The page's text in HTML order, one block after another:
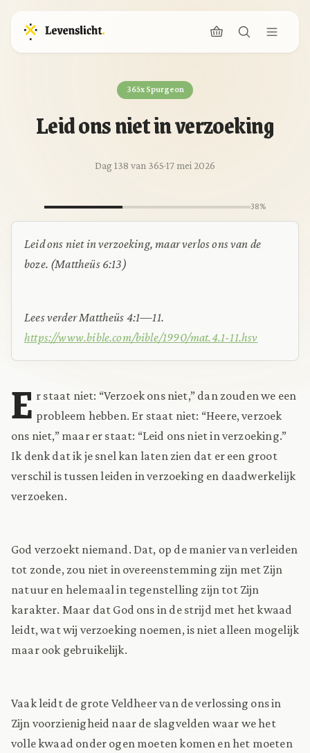
365x Spurgeon
Leid ons niet in verzoeking
Dag 138 van 365·17 mei 2026
38%
Leid ons niet in verzoeking, maar verlos ons van de
boze. (Mattheüs 6:13)
Lees verder Mattheüs 4:1—11.
https://www.bible.com/bible/1990/mat.4.1-11.hsv
E r staat niet: “Verzoek ons niet,” dan zouden we een
probleem hebben. Er staat niet: “Heere, verzoek
ons niet,” maar er staat: “Leid ons niet in verzoeking.”
Ik denk dat ik je snel kan laten zien dat er een groot
verschil is tussen leiden in verzoeking en daadwerkelijk
verzoeken.
God verzoekt niemand. Dat, op de manier van verleiden
tot zonde, zou niet in overeenstemming zijn met Zijn
natuur en helemaal in tegenstelling zijn tot Zijn
karakter. Maar dat God ons in de strijd met het kwaad
leidt, wat wij verzoeking noemen, is niet alleen mogelijk
maar ook gebruikelijk.
Vaak leidt de grote Veldheer van de verlossing ons in
Zijn voorzienigheid naar de slagvelden waar we het
volle kwaad onder ogen moeten komen en het moeten